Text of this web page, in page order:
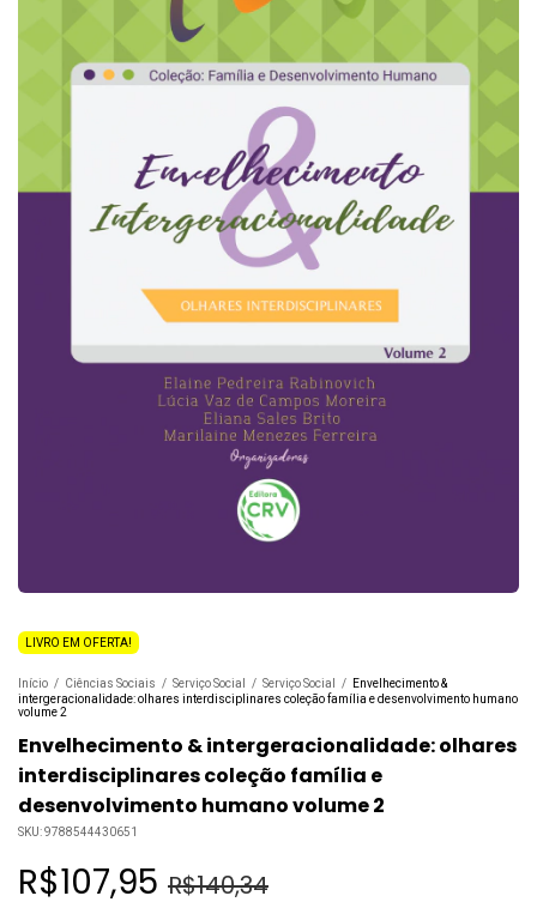
LIVRO EM OFERTA!
Início / Ciências Sociais / Serviço Social / Serviço Social /
Envelhecimento &
intergeracionalidade: olhares interdisciplinares coleção família e desenvolvimento humano
volume 2
Envelhecimento & intergeracionalidade: olhares
interdisciplinares coleção família e
desenvolvimento humano volume 2
SKU:9788544430651
R$107,95 R$140,34